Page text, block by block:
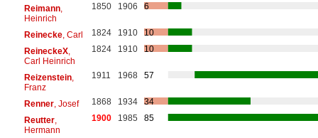
Reimann,
Heinrich
1850 1906 6
Reinecke, Carl 1824 1910
10
ReineckeX,
Carl Heinrich
1824 1910 10
Reizenstein,
Franz
1911 1968 57
Renner, Josef 1868 1934
34
Reutter,
Hermann
1900 1985 85